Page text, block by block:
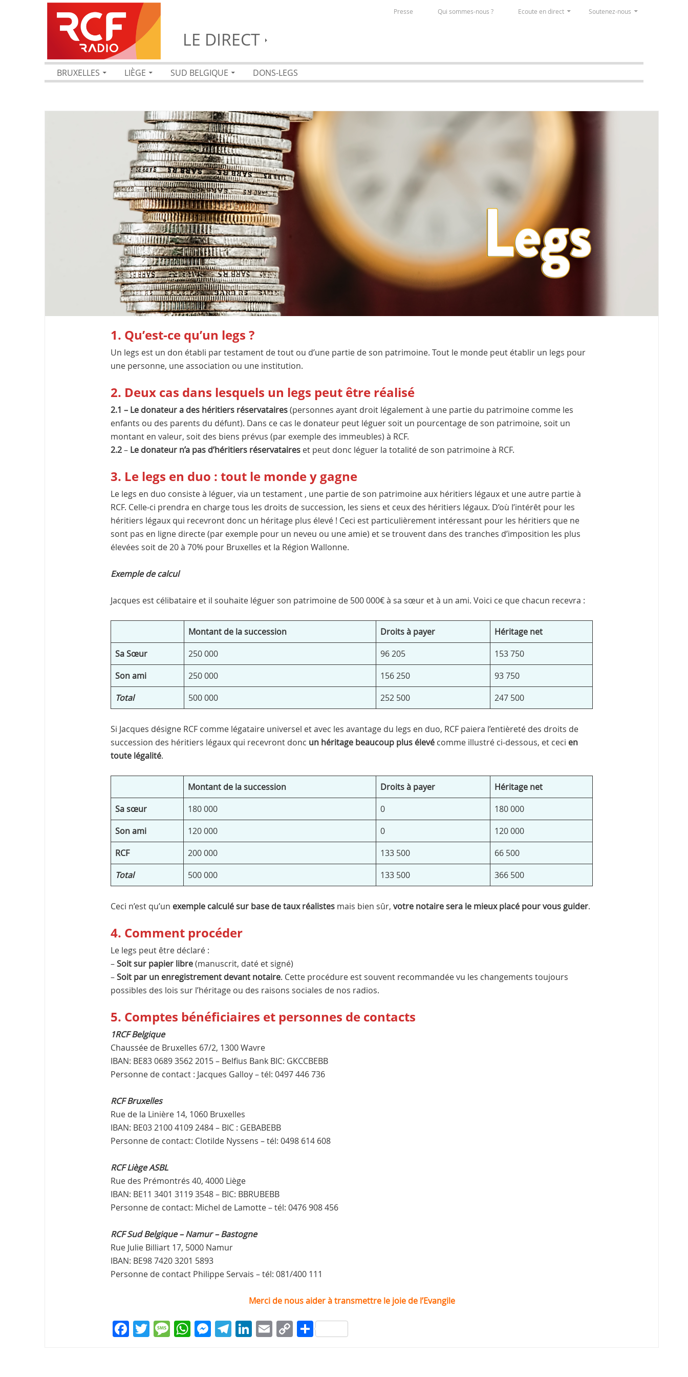
Soutenez-nous
Ecoute en direct
Qui sommes-nous ?
Presse
LE DIRECT
BRUXELLES LIÈGE SUD BELGIQUE DONS-LEGS
1. Qu’est-ce qu’un legs ?
Un legs est un don établi par testament de tout ou d’une partie de son patrimoine. Tout le monde peut établir un legs pour
une personne, une association ou une institution.
2. Deux cas dans lesquels un legs peut être réalisé
2.1 – Le donateur a des héritiers réservataires(personnes ayant droit légalement à une partie du patrimoine comme les
enfants ou des parents du défunt). Dans ce cas le donateur peut léguer soit un pourcentage de son patrimoine, soit un
montant en valeur, soit des biens prévus (par exemple des immeubles) à RCF.
2.2– Le donateur n’a pas d’héritiers réservataires et peut donc léguer la totalité de son patrimoine à RCF.
3. Le legs en duo : tout le monde y gagne
Le legs en duo consiste à léguer, via un testament , une partie de son patrimoine aux héritiers légaux et une autre partie à
RCF. Celle-ci prendra en charge tous les droits de succession, les siens et ceux des héritiers légaux. D’où l’intérêt pour les
héritiers légaux qui recevront donc un héritage plus élevé ! Ceci est particulièrement intéressant pour les héritiers que ne
sont pas en ligne directe (par exemple pour un neveu ou une amie) et se trouvent dans des tranches d’imposition les plus
élevées soit de 20 à 70% pour Bruxelles et la Région Wallonne.
Exemple de calcul
Jacques est célibataire et il souhaite léguer son patrimoine de 500 000€ à sa sœur et à un ami. Voici ce que chacun recevra :
Montant de la succession Droits à payer
Héritage net
Sa Sœur
250 000 96 205
153 750
Son ami
250 000 156 250
93 750
Total
500 000 252 500 247 500
Si Jacques désigne RCF comme légataire universel et avec les avantage du legs en duo, RCF paiera l’entièreté des droits de
succession des héritiers légaux qui recevront donc un héritage beaucoup plus élevé comme illustré ci-dessous, et ceci en
toute légalité.
Montant de la succession Droits à payer
Héritage net
Sa sœur
180 000 0
180 000
Son ami
120 000 0
120 000
RCF
200 000 133 500
66 500
Total
500 000 133 500 366 500
Ceci n’est qu’un exemple calculé sur base de taux réalistes mais bien sûr, votre notaire sera le mieux placé pour vous guider.
4. Comment procéder
Le legs peut être déclaré :
–Soit sur papier libre(manuscrit, daté et signé)
–Soit par un enregistrement devant notaire. Cette procédure est souvent recommandée vu les changements toujours
possibles des lois sur l’héritage ou des raisons sociales de nos radios.
5. Comptes bénéficiaires et personnes de contacts
1RCF Belgique
Chaussée de Bruxelles 67/2, 1300 Wavre
IBAN: BE83 0689 3562 2015 – Belfius Bank BIC: GKCCBEBB
Personne de contact : Jacques Galloy – tél: 0497 446 736
RCF Bruxelles
Rue de la Linière 14, 1060 Bruxelles
IBAN: BE03 2100 4109 2484 – BIC : GEBABEBB
Personne de contact: Clotilde Nyssens – tél: 0498 614 608
RCF Liège ASBL
Rue des Prémontrés 40, 4000 Liège
IBAN: BE11 3401 3119 3548 – BIC: BBRUBEBB
Personne de contact: Michel de Lamotte – tél: 0476 908 456
RCF Sud Belgique – Namur – Bastogne
Rue Julie Billiart 17, 5000 Namur
IBAN: BE98 7420 3201 5893
Personne de contact Philippe Servais – tél: 081/400 111
Merci de nous aider à transmettre le joie de l’Evangile
F T M W M T Li E C P